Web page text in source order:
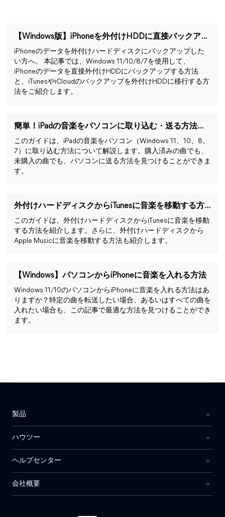
【Windows版】iPhoneを外付けHDDに直接バックアップする方法
iPhoneのデータを外付けハードディスクにバックアップした
い方へ。 本記事では、Windows 11/10/8/7を使用して、
iPhoneのデータを直接外付けHDDにバックアップする方法
と、iTunesやiCloudのバックアップを外付けHDDに移行する方
法をご紹介します。
簡単！iPadの音楽をパソコンに取り込む・送る方法を解説！
このガイドは、iPadの音楽をパソコン（Windows 11、10、8、
7）に取り込む方法について解説します。購入済みの曲でも、
未購入の曲でも、パソコンに送る方法を見つけることができま
す。
外付けハードディスクからiTunesに音楽を移動する方法
このガイドは、外付けハードディスクからiTunesに音楽を移動
する方法を紹介します。さらに、外付けハードディスクから
Apple Musicに音楽を移動する方法も紹介します。
【Windows】パソコンからiPhoneに音楽を入れる方法
Windows 11/10のパソコンからiPhoneに音楽を入れる方法はあ
りますか？特定の曲を転送したい場合、あるいはすべての曲を
入れたい場合も、この記事で最適な方法を見つけることができ
ます。
製品
ハウツー
ヘルプセンター
会社概要